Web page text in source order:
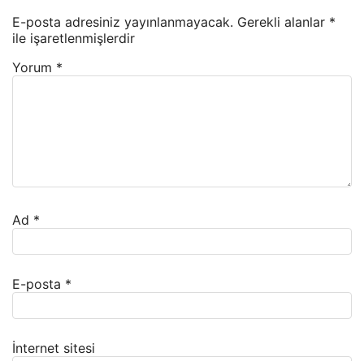
E-posta adresiniz yayınlanmayacak. Gerekli alanlar *
ile işaretlenmişlerdir
Yorum *
Ad *
E-posta *
İnternet sitesi